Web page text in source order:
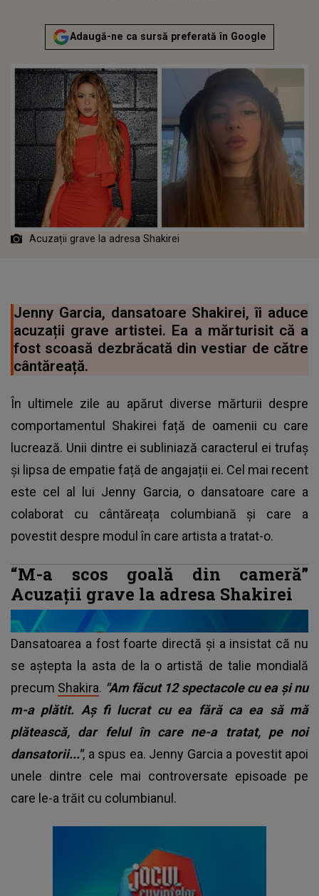
Adaugă-ne ca sursă preferată în Google
Acuzații grave la adresa Shakirei
Jenny Garcia, dansatoare Shakirei, îi aduce
acuzații grave artistei. Ea a mărturisit că a
fost scoasă dezbrăcată din vestiar de către
cântăreață.
În ultimele zile au apărut diverse mărturii despre
comportamentul Shakirei față de oamenii cu care
lucrează. Unii dintre ei subliniază caracterul ei trufaș
și lipsa de empatie față de angajații ei. Cel mai recent
este cel al lui Jenny Garcia, o dansatoare care a
colaborat cu cântăreața columbiană și care a
povestit despre modul în care artista a tratat-o.
“M-a scos goală din cameră”
Acuzații grave la adresa Shakirei
Dansatoarea a fost foarte directă și a insistat că nu
se aștepta la asta de la o artistă de talie mondială
precum Shakira. "Am făcut 12 spectacole cu ea și nu
m-a plătit. Aș fi lucrat cu ea fără ca ea să mă
plătească, dar felul în care ne-a tratat, pe noi
dansatorii...", a spus ea. Jenny Garcia a povestit apoi
unele dintre cele mai controversate episoade pe
care le-a trăit cu columbianul.